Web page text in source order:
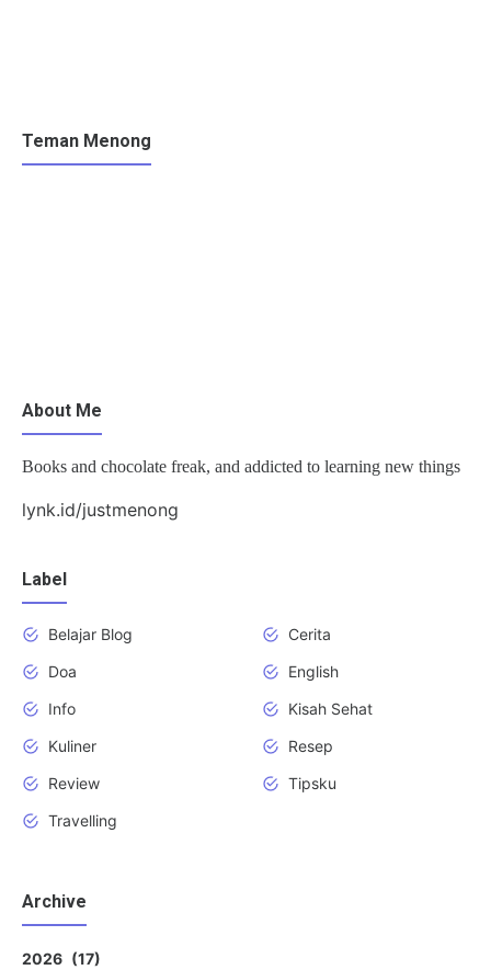
Teman Menong
About Me
Books and chocolate freak, and addicted to learning new things
lynk.id/justmenong
Label
Belajar Blog
Cerita
Doa
English
Info
Kisah Sehat
Kuliner
Resep
Review
Tipsku
Travelling
Archive
2026
17